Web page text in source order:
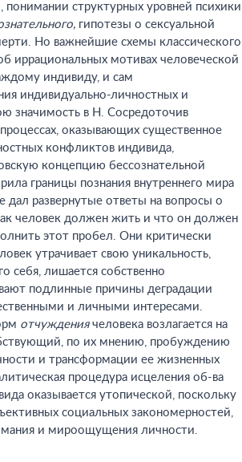
структурных уровней психики
гипотезы о сексуальной
Но важнейшие схемы классического
иррациональных мотивах человеческой
индивиду, и сам
индивидуально-личностных и
значимость в Н. Сосредоточив
оказывающих существенное
конфликтов индивида,
концепцию бессознательной
границы познания внутреннего мира
дал развернутые ответы на вопросы о
человек должен жить и что он должен
этот пробел. Они критически
утрачивает свою уникальность,
себя, лишается собственно
подлинные причины деградации
и личными интересами.
отчуждения человека возлагается на
по их мнению, пробуждению
и трансформации ее жизненных
процедура исцеления об-ва
оказывается утопической, поскольку
социальных закономерностей,
и мироощущения личности.